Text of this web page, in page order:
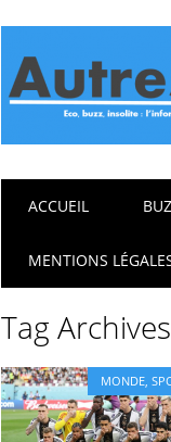
Main
ACCUEIL
MENTIONS
Tag
MONDE,